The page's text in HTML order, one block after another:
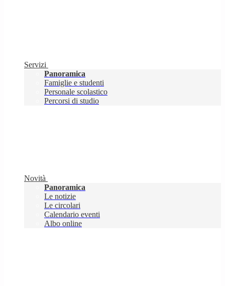
Servizi
Panoramica
Famiglie e studenti
Personale scolastico
Percorsi di studio
Novità
Panoramica
Le notizie
Le circolari
Calendario eventi
Albo online